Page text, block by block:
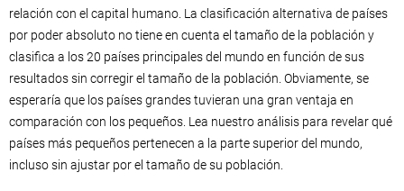
relación con el capital humano. La clasificación alternativa de países
por poder absoluto no tiene en cuenta el tamaño de la población y
clasifica a los 20 países principales del mundo en función de sus
resultados sin corregir el tamaño de la población. Obviamente, se
esperaría que los países grandes tuvieran una gran ventaja en
comparación con los pequeños. Lea nuestro análisis para revelar qué
países más pequeños pertenecen a la parte superior del mundo,
incluso sin ajustar por el tamaño de su población.